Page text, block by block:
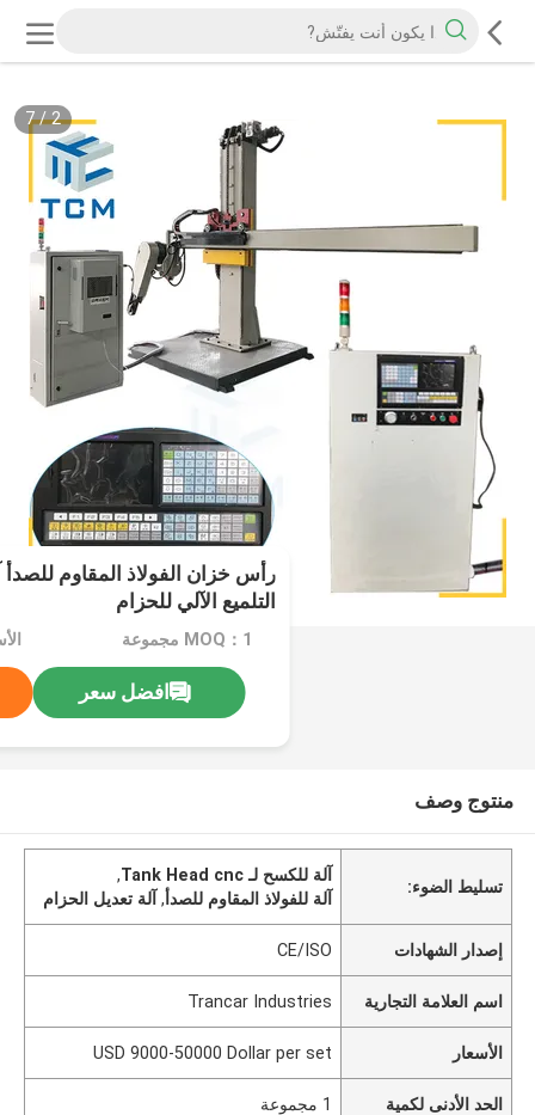
2
/
7
التلميع الآلي للحزام
MOQ：1 مجموعة
افضل سعر
منتوج وصف
تسليط الضوء:
آلة للكسح لـ Tank Head cnc
,
آلة للفولاذ المقاوم للصدأ,آلة تعديل الحزام
إصدار الشهادات CE/ISO
اسم العلامة التجارية Trancar Industries
الأسعار USD 9000-50000 Dollar per set
الحد الأدنى لكمية 1 مجموعة